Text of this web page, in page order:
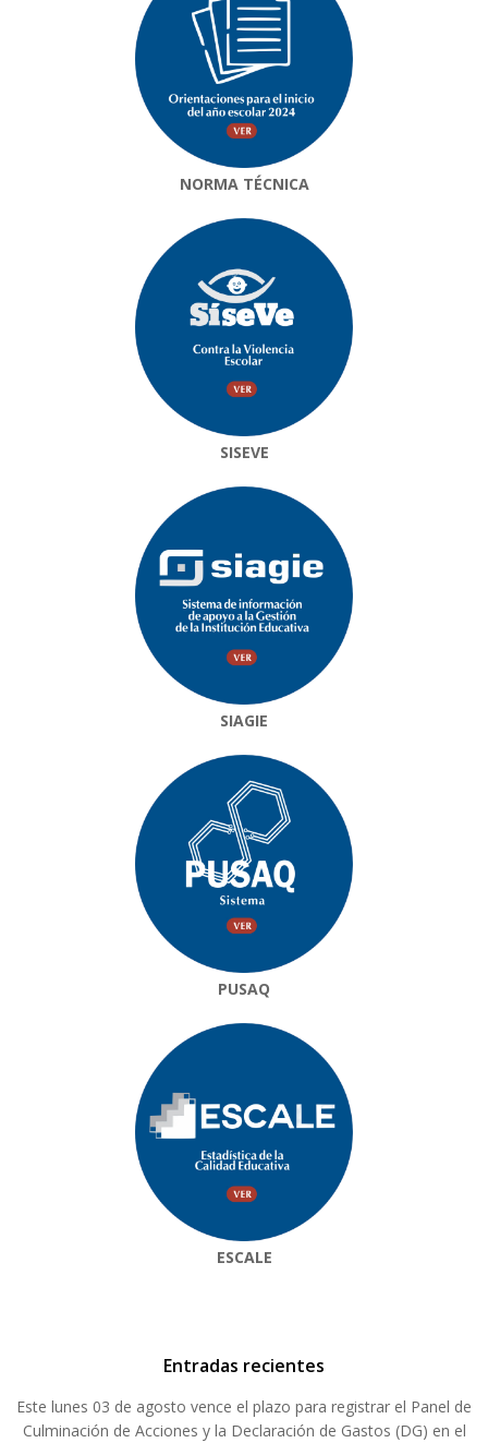
NORMA TÉCNICA
SISEVE
SIAGIE
PUSAQ
ESCALE
Entradas recientes
Este lunes 03 de agosto vence el plazo para registrar el Panel de
Culminación de Acciones y la Declaración de Gastos (DG) en el